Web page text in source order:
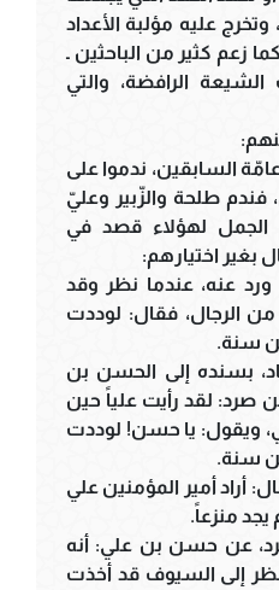
عليه مؤلبة الأعداد
زعم كثير من الباحثين ـ
الرافضة، والتي
السابقين، ندموا على
فندم طلحة والزّبير وعليّ
الجمل لهؤلاء قصد في
بغير اختيارهم:
ورد عنه، عندما نظر وقد
الرجال، فقال: لوددت
سنة.
بسنده إلى الحسن بن
صرد: لقد رأيت علياً حين
ويقول: يا حسن! لوددت
سنة.
أمير المؤمنين علي
يجد منزعاً.
عن حسن بن علي: أنه
إلى السيوف قد أخذت